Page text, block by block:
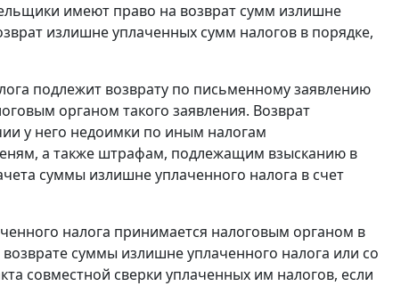
имеют право на возврат сумм излишне
излишне уплаченных сумм налогов в порядке,
подлежит возврату по письменному заявлению
органом такого заявления. Возврат
у него недоимки по иным налогам
а также штрафам, подлежащим взысканию в
суммы излишне уплаченного налога в счет
налога принимается налоговым органом в
суммы излишне уплаченного налога или со
совместной сверки уплаченных им налогов, если